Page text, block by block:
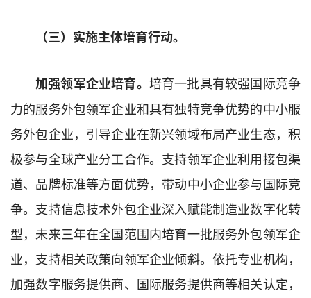
（三）实施主体培育行动。
加强领军企业培育。 培育一批具有较强国际竞争
力的服务外包领军企业和具有独特竞争优势的中小服
务外包企业，引导企业在新兴领域布局产业生态，积
极参与全球产业分工合作。 支持领军企业利用接包渠
道、品牌标准等方面优势，带动中小企业参与国际竞
争。 支持信息技术外包企业深入赋能制造业数字化转
型， 未来三年在全国范围内培育一批服务外包领军企
业， 支持相关政策向领军企业倾斜。 依托专业机构，
加强数字服务提供商、国际服务提供商等相关认定，